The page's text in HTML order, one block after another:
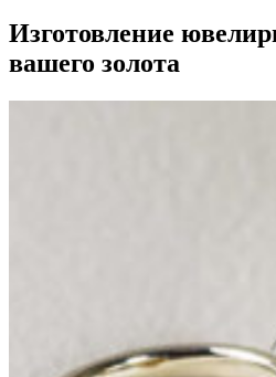
Изготовление
вашего золота